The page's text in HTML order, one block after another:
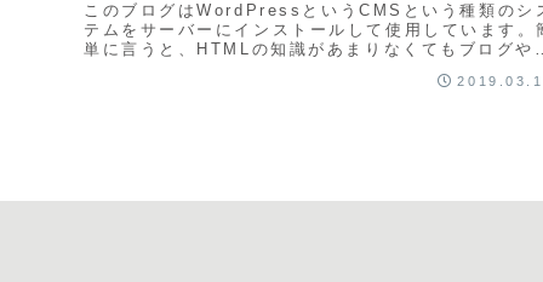
このブログはWordPressというCMSという種類のシ
テムをサーバーにインストールして使用しています。
単に言うと、HTMLの知識があまりなくてもブログや